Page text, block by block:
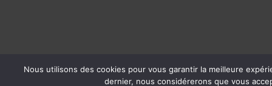
Nous utilisons des cookies pour vous garantir la meilleure
dernier, nous considérerons que vous